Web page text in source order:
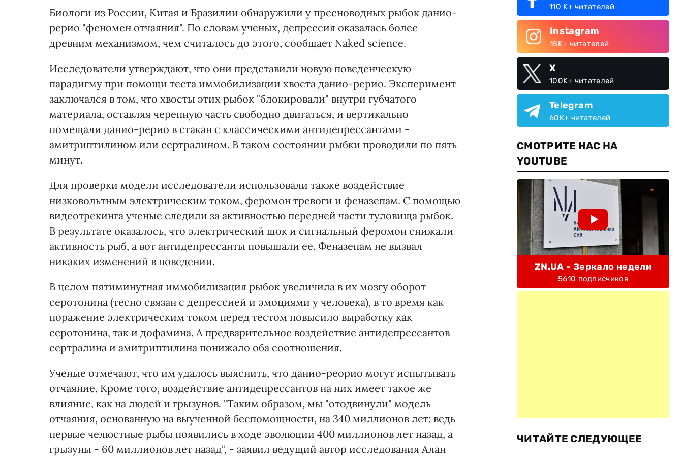
Биологи из России, Китая и Бразилии обнаружили у пресноводных рыбок данио-
рерио "феномен отчаяния". По словам ученых, депрессия оказалась более
древним механизмом, чем считалось до этого, сообщает Naked science.
Исследователи утверждают, что они представили новую поведенческую
парадигму при помощи теста иммобилизации хвоста данио-рерио. Эксперимент
заключался в том, что хвосты этих рыбок "блокировали" внутри губчатого
материала, оставляя черепную часть свободно двигаться, и вертикально
помещали данио-рерио в стакан с классическими антидепрессантами -
амитриптилином или сертралином. В таком состоянии рыбки проводили по пять
минут.
Для проверки модели исследователи использовали также воздействие
низковольтным электрическим током, феромон тревоги и феназепам. С помощью
видеотрекинга ученые следили за активностью передней части туловища рыбок.
В результате оказалось, что электрический шок и сигнальный феромон снижали
активность рыб, а вот антидепрессанты повышали ее. Феназепам не вызвал
никаких изменений в поведении.
В целом пятиминутная иммобилизация рыбок увеличила в их мозгу оборот
серотонина (тесно связан с депрессией и эмоциями у человека), в то время как
поражение электрическим током перед тестом повысило выработку как
серотонина, так и дофамина. А предварительное воздействие антидепрессантов
сертралина и амитриптилина понижало оба соотношения.
Ученые отмечают, что им удалось выяснить, что данио-реорио могут испытывать
отчаяние. Кроме того, воздействие антидепрессантов на них имеет такое же
влияние, как на людей и грызунов. "Таким образом, мы "отодвинули" модель
отчаяния, основанную на выученной беспомощности, на 340 миллионов лет: ведь
первые челюстные рыбы появились в ходе эволюции 400 миллионов лет назад, а
грызуны - 60 миллионов лет назад", - заявил ведущий автор исследования Алан
110 K+ читателей
Instagram
15K+ читателей
X
100K+ читателей
Telegram
60K+ читателей
СМОТРИТЕ НАС НА
YOUTUBE
ZN.UA - Зеркало недели
5610 подписчиков
ЧИТАЙТЕ СЛЕДУЮЩЕЕ